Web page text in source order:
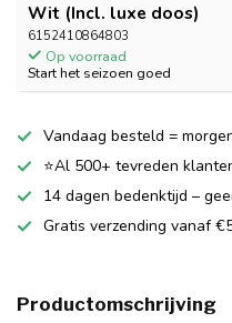
Wit (Incl. luxe doos)
6152410864803
Op voorraad
Start het seizoen goed
Vandaag besteld =
⭐Al 500+ tevreden
14 dagen bedenktijd –
Gratis verzending vanaf
Productomschrijving